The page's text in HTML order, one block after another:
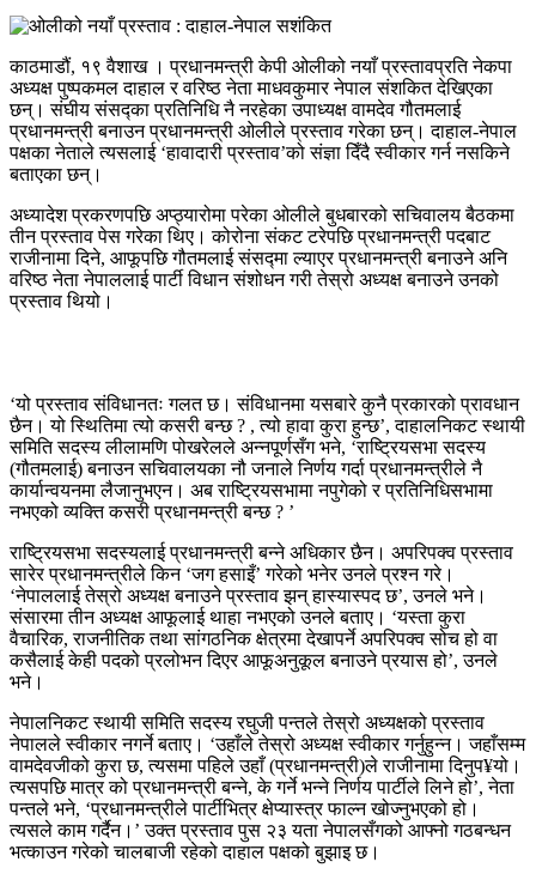
काठमाडौं, १९ वैशाख । प्रधानमन्त्री केपी ओलीको नयाँ प्रस्तावप्रति नेकपा
अध्यक्ष पुष्पकमल दाहाल र वरिष्ठ नेता माधवकुमार नेपाल संशकित देखिएका
छन्। संघीय संसद्का प्रतिनिधि नै नरहेका उपाध्यक्ष वामदेव गौतमलाई
प्रधानमन्त्री बनाउन प्रधानमन्त्री ओलीले प्रस्ताव गरेका छन्। दाहाल-नेपाल
पक्षका नेताले त्यसलाई ‘हावादारी प्रस्ताव’को संज्ञा दिँदै स्वीकार गर्न नसकिने
बताएका छन्।
अध्यादेश प्रकरणपछि अप्ठ्यारोमा परेका ओलीले बुधबारको सचिवालय बैठकमा
तीन प्रस्ताव पेस गरेका थिए। कोरोना संकट टरेपछि प्रधानमन्त्री पदबाट
राजीनामा दिने, आफूपछि गौतमलाई संसद्मा ल्याएर प्रधानमन्त्री बनाउने अनि
वरिष्ठ नेता नेपाललाई पार्टी विधान संशोधन गरी तेस्रो अध्यक्ष बनाउने उनको
प्रस्ताव थियो।
‘यो प्रस्ताव संविधानतः गलत छ। संविधानमा यसबारे कुनै प्रकारको प्रावधान
छैन। यो स्थितिमा त्यो कसरी बन्छ ? , त्यो हावा कुरा हुन्छ’, दाहालनिकट स्थायी
समिति सदस्य लीलामणि पोखरेलले अन्नपूर्णसँग भने, ‘राष्ट्रियसभा सदस्य
(गौतमलाई) बनाउन सचिवालयका नौ जनाले निर्णय गर्दा प्रधानमन्त्रीले नै
कार्यान्वयनमा लैजानुभएन। अब राष्ट्रियसभामा नपुगेको र प्रतिनिधिसभामा
नभएको व्यक्ति कसरी प्रधानमन्त्री बन्छ ? ’
राष्ट्रियसभा सदस्यलाई प्रधानमन्त्री बन्ने अधिकार छैन। अपरिपक्व प्रस्ताव
सारेर प्रधानमन्त्रीले किन ‘जग हसाइँ’ गरेको भनेर उनले प्रश्न गरे।
‘नेपाललाई तेस्रो अध्यक्ष बनाउने प्रस्ताव झन् हास्यास्पद छ’, उनले भने।
संसारमा तीन अध्यक्ष आफूलाई थाहा नभएको उनले बताए। ‘यस्ता कुरा
वैचारिक, राजनीतिक तथा सांगठनिक क्षेत्रमा देखापर्ने अपरिपक्व सोच हो वा
कसैलाई केही पदको प्रलोभन दिएर आफूअनुकूल बनाउने प्रयास हो’, उनले
भने।
नेपालनिकट स्थायी समिति सदस्य रघुजी पन्तले तेस्रो अध्यक्षको प्रस्ताव
नेपालले स्वीकार नगर्ने बताए। ‘उहाँले तेस्रो अध्यक्ष स्वीकार गर्नुहुन्न। जहाँसम्म
वामदेवजीको कुरा छ, त्यसमा पहिले उहाँ (प्रधानमन्त्री)ले राजीनामा दिनुप¥यो।
त्यसपछि मात्र को प्रधानमन्त्री बन्ने, के गर्ने भन्ने निर्णय पार्टीले लिने हो’, नेता
पन्तले भने, ‘प्रधानमन्त्रीले पार्टीभित्र क्षेप्यास्त्र फाल्न खोज्नुभएको हो।
त्यसले काम गर्दैन।’ उक्त प्रस्ताव पुस २३ यता नेपालसँगको आफ्नो गठबन्धन
भत्काउन गरेको चालबाजी रहेको दाहाल पक्षको बुझाइ छ।